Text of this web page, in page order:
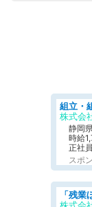
株式会
静岡
時給
正社
スポ